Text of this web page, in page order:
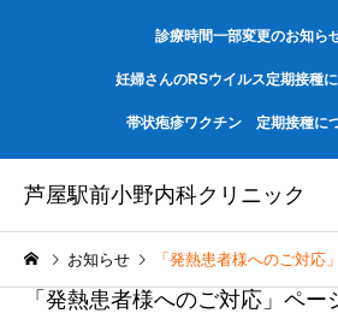
診療時間一部変更のお知ら
妊婦さんのRSウイルス定期接種
帯状疱疹ワクチン 定期接種に
芦屋駅前小野内科クリニック
お知らせ 「発熱患者様へのご対応
「発熱患者様へのご対応」ペー